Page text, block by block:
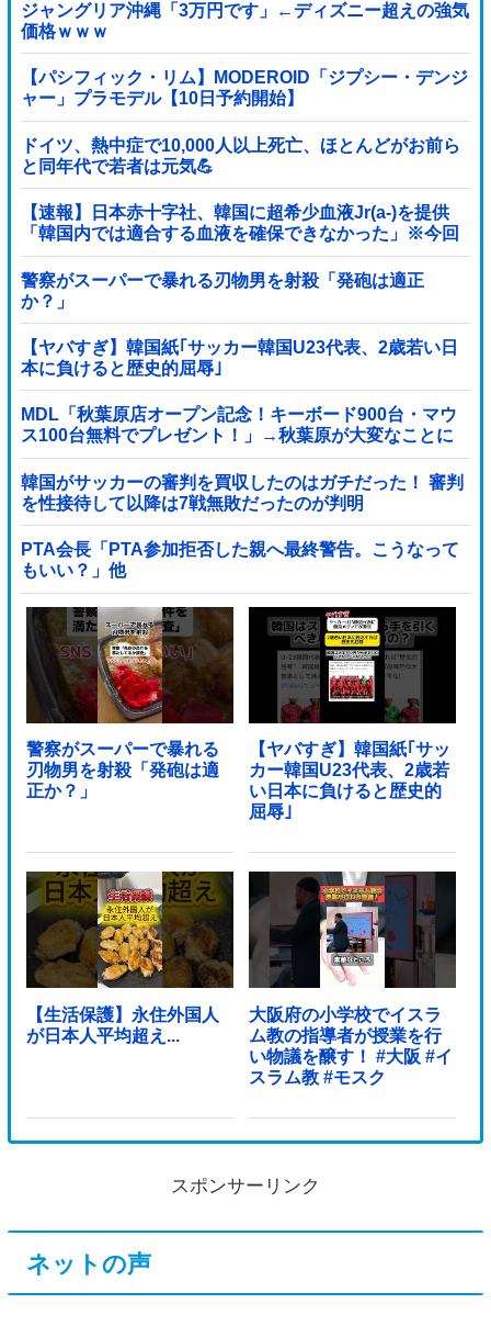
ジャングリア沖縄「3万円です」←ディズニー超えの強気
価格ｗｗｗ
【パシフィック・リム】MODEROID「ジプシー・デンジ
ャー」プラモデル【10日予約開始】
ドイツ、熱中症で10,000人以上死亡、ほとんどがお前ら
と同年代で若者は元気💪
【速報】日本赤十字社、韓国に超希少血液Jr(a-)を提供
「韓国内では適合する血液を確保できなかった」※今回
で4回目
警察がスーパーで暴れる刃物男を射殺「発砲は適正
か？」
【ヤバすぎ】韓国紙｢サッカー韓国U23代表、2歳若い日
本に負けると歴史的屈辱｣
MDL「秋葉原店オープン記念！キーボード900台・マウ
ス100台無料でプレゼント！」→秋葉原が大変なことに
なってしまう
韓国がサッカーの審判を買収したのはガチだった！ 審判
を性接待して以降は7戦無敗だったのが判明
PTA会長「PTA参加拒否した親へ最終警告。こうなって
もいい？」他
警察がスーパーで暴れる
刃物男を射殺「発砲は適
正か？」
【ヤバすぎ】韓国紙｢サッ
カー韓国U23代表、2歳若
い日本に負けると歴史的
屈辱｣
【生活保護】永住外国人
が日本人平均超え...
大阪府の小学校でイスラ
ム教の指導者が授業を行
い物議を醸す！ #大阪 #イ
スラム教 #モスク
スポンサーリンク
ネットの声